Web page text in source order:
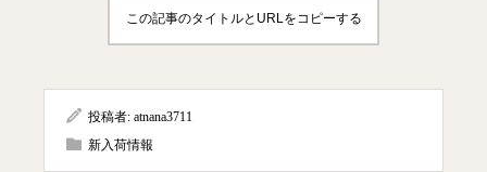
この記事のタイトルとURLをコピーする
投稿者: atnana3711
新入荷情報